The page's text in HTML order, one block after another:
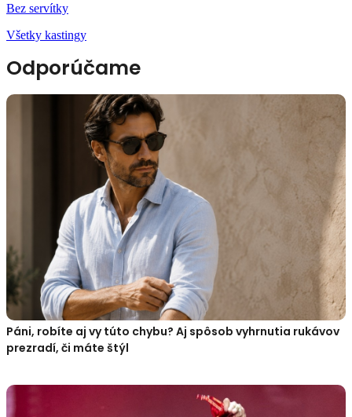
Bez servítky
Všetky kastingy
Odporúčame
Páni, robíte aj vy túto chybu? Aj spôsob vyhrnutia rukávov
prezradí, či máte štýl